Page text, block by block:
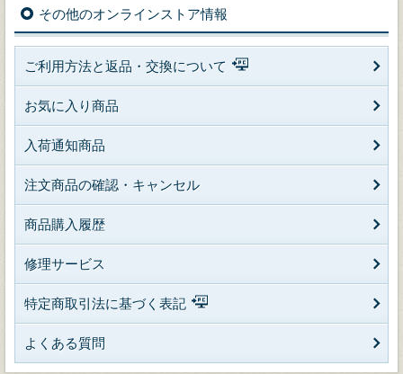
その他のオンラインストア情報
ご利用方法と返品・交換について
お気に入り商品
入荷通知商品
注文商品の確認・キャンセル
商品購入履歴
修理サービス
特定商取引法に基づく表記
よくある質問